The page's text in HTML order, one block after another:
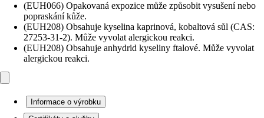
(EUH066) Opakovaná expozice může způsobit vysušení nebo
popraskání kůže.
(EUH208) Obsahuje kyselina kaprinová, kobaltová sůl (CAS:
27253-31-2). Může vyvolat alergickou reakci.
(EUH208) Obsahuje anhydrid kyseliny ftalové. Může vyvolat
alergickou reakci.
Informace o výrobku